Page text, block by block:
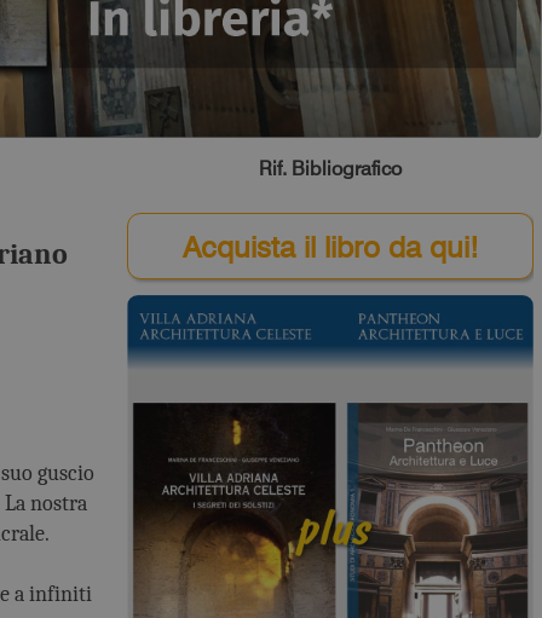
guscio
nostra
a infiniti
Rif. Bibliografico
Acquista il libro da qui!